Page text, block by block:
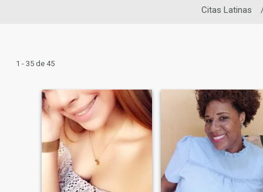
Citas Latinas
1 - 35 de 45